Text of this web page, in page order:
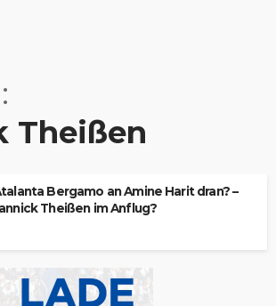
Theißen
Bergamo an Amine Harit dran? –
Theißen im Anflug?